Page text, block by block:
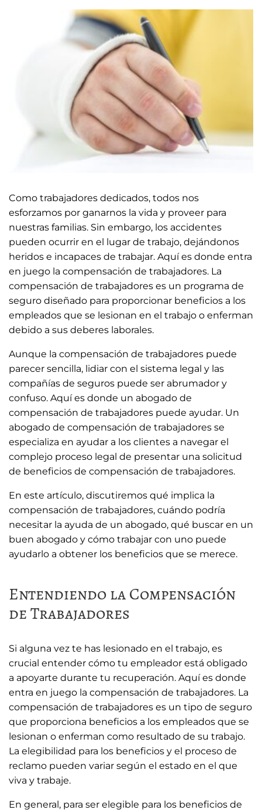
Como trabajadores dedicados, todos nos
esforzamos por ganarnos la vida y proveer para
nuestras familias. Sin embargo, los accidentes
pueden ocurrir en el lugar de trabajo, dejándonos
heridos e incapaces de trabajar. Aquí es donde entra
en juego la compensación de trabajadores. La
compensación de trabajadores es un programa de
seguro diseñado para proporcionar beneficios a los
empleados que se lesionan en el trabajo o enferman
debido a sus deberes laborales.
Aunque la compensación de trabajadores puede
parecer sencilla, lidiar con el sistema legal y las
compañías de seguros puede ser abrumador y
confuso. Aquí es donde un abogado de
compensación de trabajadores puede ayudar. Un
abogado de compensación de trabajadores se
especializa en ayudar a los clientes a navegar el
complejo proceso legal de presentar una solicitud
de beneficios de compensación de trabajadores.
En este artículo, discutiremos qué implica la
compensación de trabajadores, cuándo podría
necesitar la ayuda de un abogado, qué buscar en un
buen abogado y cómo trabajar con uno puede
ayudarlo a obtener los beneficios que se merece.
Entendiendo la Compensación
de Trabajadores
Si alguna vez te has lesionado en el trabajo, es
crucial entender cómo tu empleador está obligado
a apoyarte durante tu recuperación. Aquí es donde
entra en juego la compensación de trabajadores. La
compensación de trabajadores es un tipo de seguro
que proporciona beneficios a los empleados que se
lesionan o enferman como resultado de su trabajo.
La elegibilidad para los beneficios y el proceso de
reclamo pueden variar según el estado en el que
viva y trabaje.
En general, para ser elegible para los beneficios de